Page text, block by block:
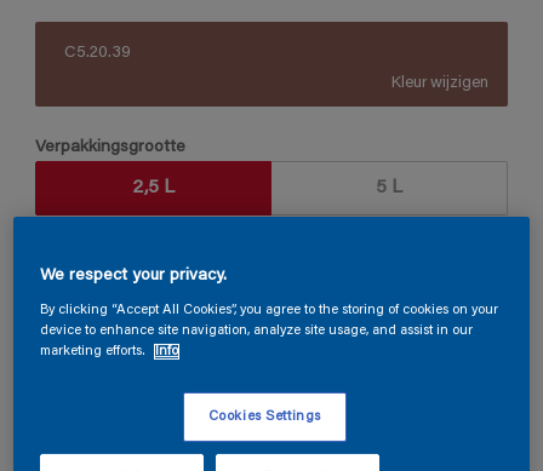
C5.20.39
Kleur wijzigen
Verpakkingsgrootte
2,5 L 5 L
Bereken
Vind een verkooppunt
We respect your privacy.
By clicking “Accept All Cookies”, you agree to the storing of cookies on your
device to enhance site navigation, analyze site usage, and assist in our
marketing efforts.
Info
Cookies Settings